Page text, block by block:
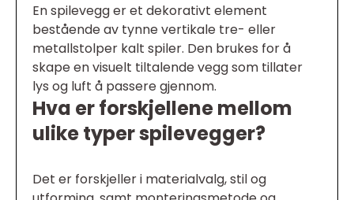
En spilevegg er et dekorativt element
bestående av tynne vertikale tre- eller
metallstolper kalt spiler. Den brukes for å
skape en visuelt tiltalende vegg som tillater
lys og luft å passere gjennom.
Hva er forskjellene mellom
ulike typer spilevegger?
Det er forskjeller i materialvalg, stil og